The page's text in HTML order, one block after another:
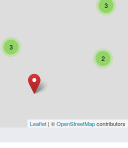
3
3
2
Leaflet | ©OpenStreetMapcontributors